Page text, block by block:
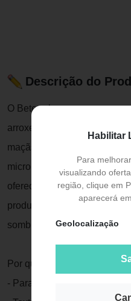
Habilitar
Para
visualizando
região, clique em
aparecerá
Geolocalização
Descrição do
O Beterraba, como o nome
arroxeado, que fica lindo
maçãs do rosto! A textura
micronizadas que aderem
oferece acabamento bem
produtos versáteis,
sombra.
Por que amamos?
- Para todos os tons de pele